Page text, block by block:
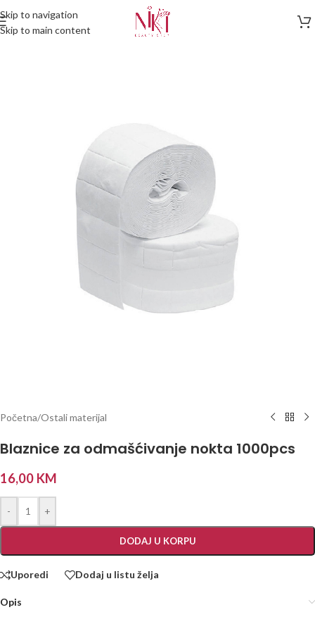
Skip to navigation
Skip to main content
Početna/Ostali materijal
Blaznice za odmašćivanje nokta 1000pcs
16,00 KM
- +
DODAJ U KORPU
Uporedi Dodaj u listu želja
Opis